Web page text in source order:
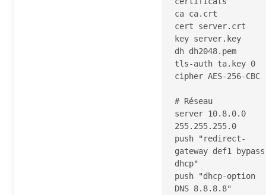
ca ca.crt
cert server.crt
key server.key
dh dh2048.pem
tls-auth ta.key 0
cipher AES-256-CBC
# Réseau
server 10.8.0.0
255.255.255.0
push "redirect-
gateway def1
dhcp"
push "dhcp-option
DNS 8.8.8.8"